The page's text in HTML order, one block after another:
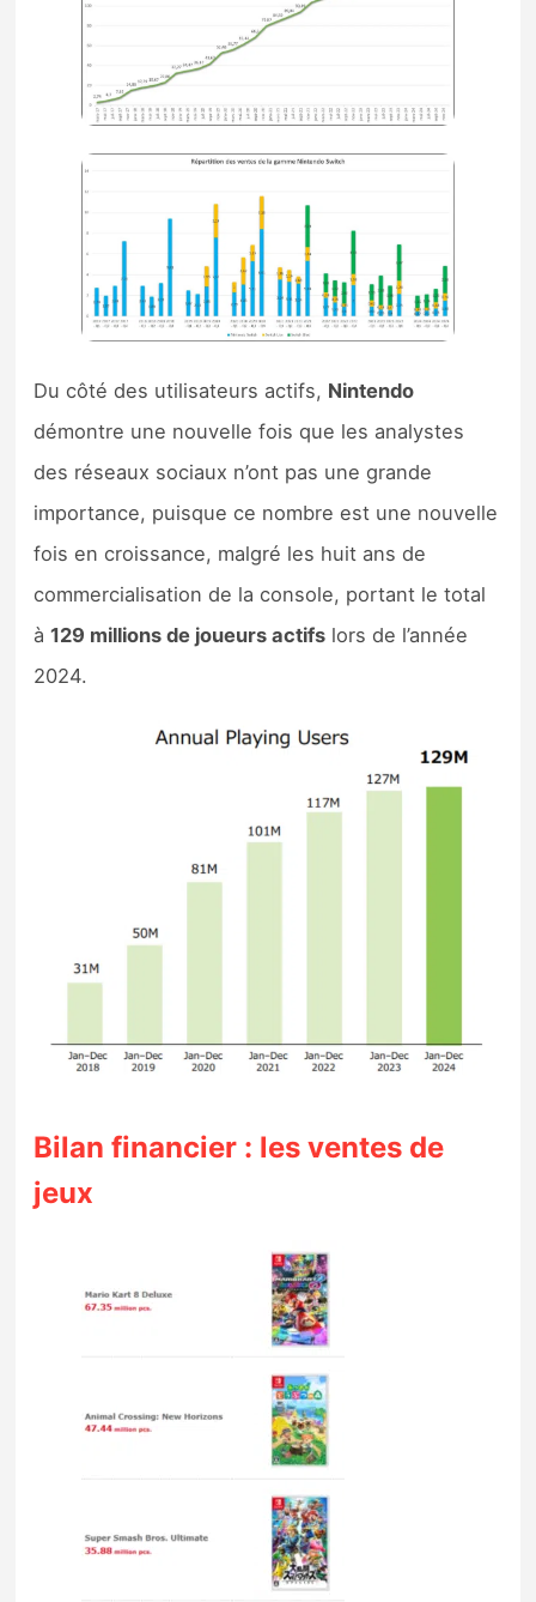
Du côté des utilisateurs actifs, Nintendo
démontre une nouvelle fois que les analystes
des réseaux sociaux n’ont pas une grande
importance, puisque ce nombre est une nouvelle
fois en croissance, malgré les huit ans de
commercialisation de la console, portant le total
à129 millions de joueurs actifs lors de l’année
2024.
Bilan financier : les ventes de
jeux